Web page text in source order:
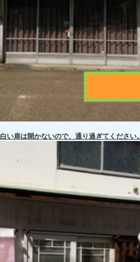
白い扉は開かないので、通り過ぎてください。